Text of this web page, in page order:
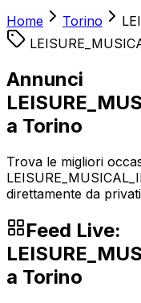
Home Torino
Annunci
a Torino
Trova le migliori
direttamente da
Feed Live:
a Torino